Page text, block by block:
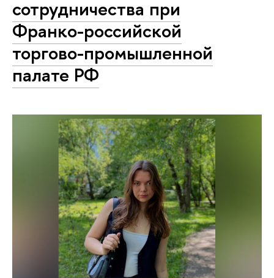
сотрудничества при
Франко-российской
торгово-промышленной
палате РФ